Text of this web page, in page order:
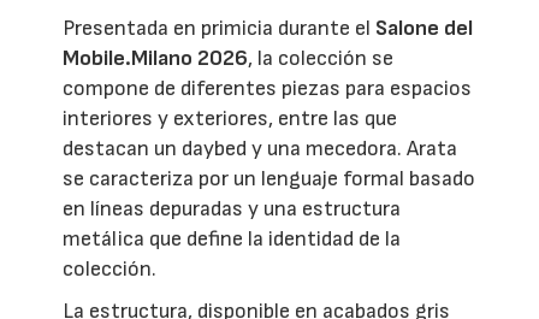
Presentada en primicia durante el Salone del
Mobile.Milano 2026, la colección se
compone de diferentes piezas para espacios
interiores y exteriores, entre las que
destacan un daybed y una mecedora. Arata
se caracteriza por un lenguaje formal basado
en líneas depuradas y una estructura
metálica que define la identidad de la
colección.
La estructura, disponible en acabados gris